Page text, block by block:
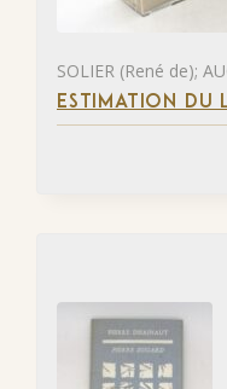
SOLIER (René de);
ESTIMATION DU